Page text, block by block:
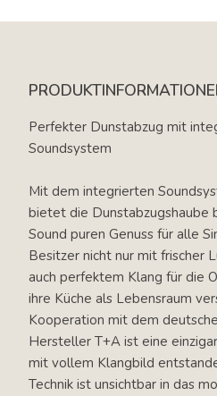
Perfekter Dunstabzug mit
Soundsystem
Mit dem integrierten
bietet die Dunstabzugshaube
Sound puren Genuss für alle
Besitzer nicht nur mit frischer
auch perfektem Klang für die
ihre Küche als Lebensraum
Kooperation mit dem
Hersteller T+A ist eine
mit vollem Klangbild
Technik ist unsichtbar in das